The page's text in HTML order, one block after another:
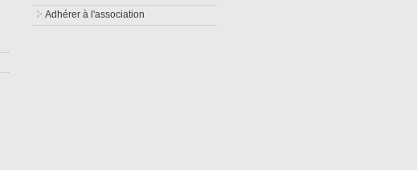
Adhérer à l'association